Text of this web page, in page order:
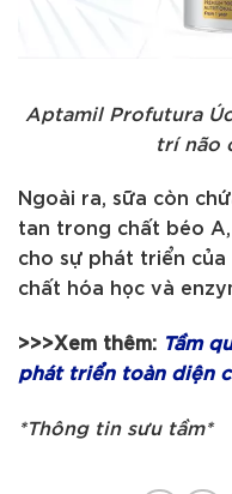
Aptamil Profutura
trí não
Ngoài ra, sữa còn
tan trong chất béo
cho sự phát triển
chất hóa học và
>>>Xem thêm: Tầm
phát triển toàn diện
*Thông tin sưu tầm*